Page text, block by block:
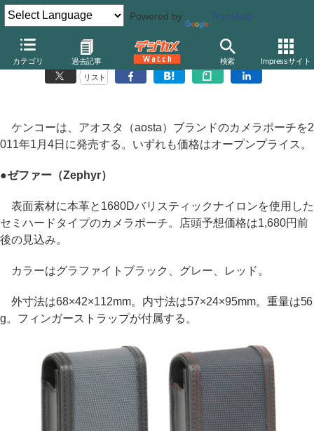
Powered by Translate
カテゴリ 過去記事 検索 Impressサイト
ケンコー、セミハードタイプのカメラポーチなど
リスト
ケンコーは、アオスタ（aosta）ブランドのカメラポーチを2
011年1月4日に発売する。いずれも価格はオープンプライス。
●ゼファー（Zephyr）
表面素材に本革と1680Dバリスティックナイロンを使用した
セミハードタイプのカメラポーチ。店頭予想価格は1,680円前
後の見込み。
カラーはグラファイトブラック、グレー、レッド。
外寸法は68×42×112mm。内寸法は57×24×95mm。重量は56
g。フィンガーストラップが付属する。